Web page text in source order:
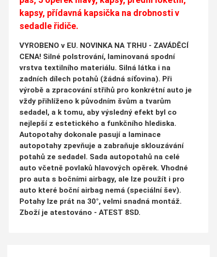
kapsy, přídavná kapsička na drobnosti v
sedadle řidiče.
VYROBENO v EU. NOVINKA NA TRHU - ZAVÁDĚCÍ
CENA! Silné polstrování, laminovaná spodní
vrstva textilního materiálu. Silná látka i na
zadních dílech potahů (žádná síťovina). Při
výrobě a zpracování střihů pro konkrétní auto je
vždy přihlíženo k původním švům a tvarům
sedadel, a k tomu, aby výsledný efekt byl co
nejlepší z estetického a funkčního hlediska.
Autopotahy dokonale pasují a laminace
autopotahy zpevňuje a zabraňuje sklouzávání
potahů ze sedadel. Sada autopotahů na celé
auto včetně povlaků hlavových opěrek. Vhodné
pro auta s bočními airbagy, ale lze použít i pro
auto které boční airbag nemá (speciální šev).
Potahy lze prát na 30°, velmi snadná montáž.
Zboží je atestováno - ATEST 8SD.